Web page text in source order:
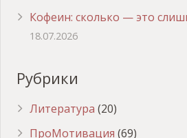
Кофеин: сколько — это
18.07.2026
Рубрики
Литература (20)
ПроМотивация (69)